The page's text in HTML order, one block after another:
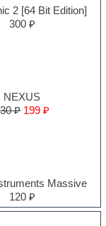
2 [64 Bit Edition]
300 ₽
NEXUS
₽ 199 ₽
Massive
120 ₽